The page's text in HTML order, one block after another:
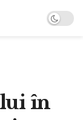
în